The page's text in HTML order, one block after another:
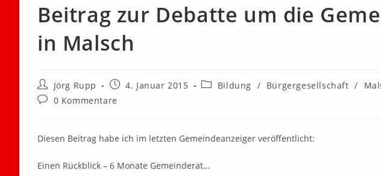
Beitrag zur Debatte um die
in Malsch
Beitrags-
Autor:
Jörg Rupp
Beitrag4. Januar 2015
Beitrags-
Bildung / Bürgergesellschaft /
Beitrags-
0 Kommentare
Diesen Beitrag habe ich im letzten Gemeindeanzeiger veröffentlicht:
Einen Rückblick – 6 Monate Gemeinderat…